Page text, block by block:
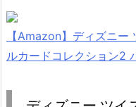
【Amazon】ディズニ
ルカードコレクション2